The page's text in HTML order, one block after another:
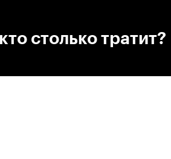
столько тратит?